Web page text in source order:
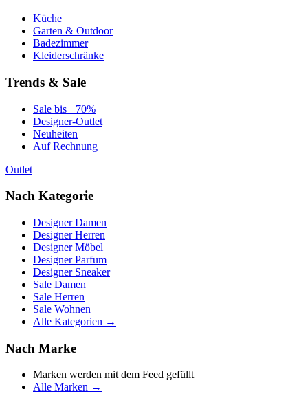
Küche
Garten & Outdoor
Badezimmer
Kleiderschränke
Trends & Sale
Sale bis −70%
Designer-Outlet
Neuheiten
Auf Rechnung
Outlet
Nach Kategorie
Designer Damen
Designer Herren
Designer Möbel
Designer Parfum
Designer Sneaker
Sale Damen
Sale Herren
Sale Wohnen
Alle Kategorien →
Nach Marke
Marken werden mit dem Feed gefüllt
Alle Marken →